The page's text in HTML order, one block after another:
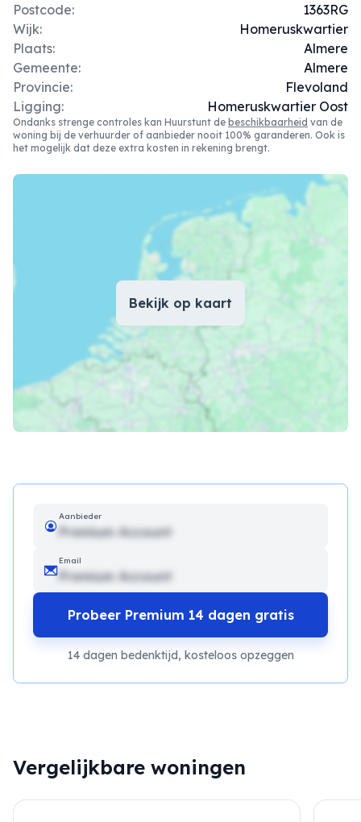
Postcode:
1363RG
Wijk:
Homeruskwartier
Plaats:
Almere
Gemeente:
Almere
Provincie:
Flevoland
Ligging:
Homeruskwartier Oost
Ondanks strenge controles kan Huurstunt de beschikbaarheid van de
woning bij de verhuurder of aanbieder nooit 100% garanderen. Ook is
het mogelijk dat deze extra kosten in rekening brengt.
Aanbieder
Premium Account
Email
Premium Account
Probeer Premium 14 dagen gratis
14 dagen bedenktijd, kosteloos opzeggen
Bekijk op kaart
Vergelijkbare woningen